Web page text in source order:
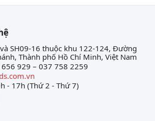
SH09-16 thuộc khu 122-124, Đường
Thành phố Hồ Chí Minh, Việt Nam
929 – 037 758 2259
- 17h (Thứ 2 - Thứ 7)